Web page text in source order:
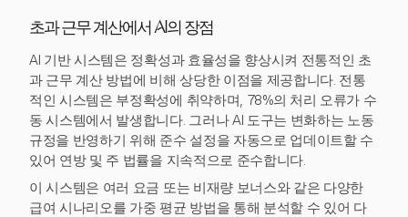
초과 근무 계산에서 AI의 장점
AI 기반 시스템은 정확성과 효율성을 향상시켜 전통적인 초
과 근무 계산 방법에 비해 상당한 이점을 제공합니다. 전통
적인 시스템은 부정확성에 취약하며, 78%의 처리 오류가 수
동 시스템에서 발생합니다. 그러나 AI 도구는 변화하는 노동
규정을 반영하기 위해 준수 설정을 자동으로 업데이트할 수
있어 연방 및 주 법률을 지속적으로 준수합니다.
이 시스템은 여러 요금 또는 비재량 보너스와 같은 다양한
급여 시나리오를 가중 평균 방법을 통해 분석할 수 있어 다